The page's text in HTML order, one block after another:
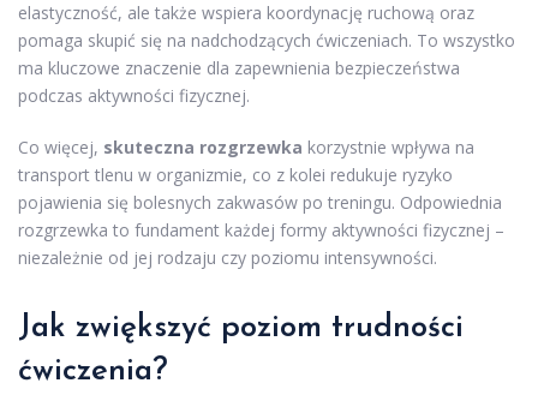
elastyczność, ale także wspiera koordynację ruchową oraz
pomaga skupić się na nadchodzących ćwiczeniach. To wszystko
ma kluczowe znaczenie dla zapewnienia bezpieczeństwa
podczas aktywności fizycznej.
Co więcej, skuteczna rozgrzewka korzystnie wpływa na
transport tlenu w organizmie, co z kolei redukuje ryzyko
pojawienia się bolesnych zakwasów po treningu. Odpowiednia
rozgrzewka to fundament każdej formy aktywności fizycznej –
niezależnie od jej rodzaju czy poziomu intensywności.
Jak zwiększyć poziom trudności
ćwiczenia?